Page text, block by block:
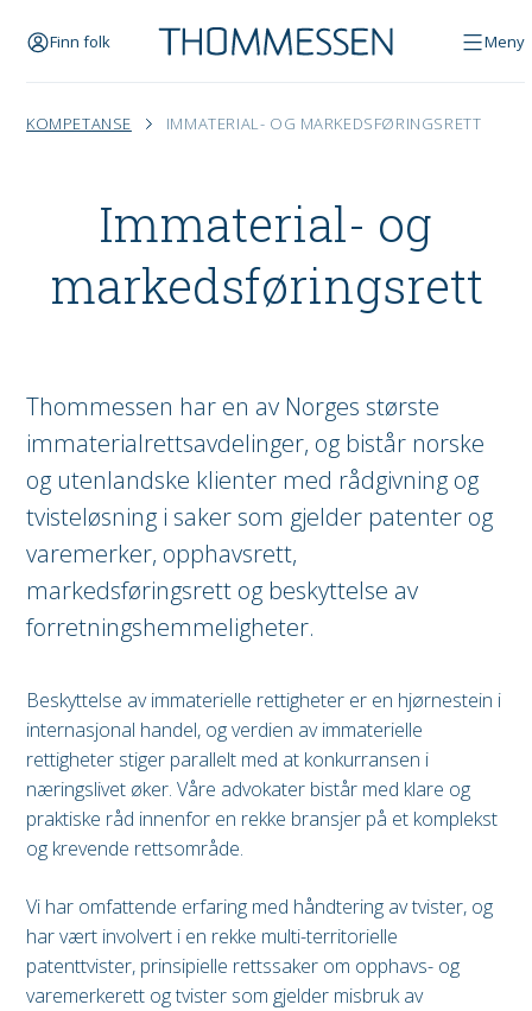
Finn folk Meny
KOMPETANSE IMMATERIAL- OG MARKEDSFØRINGSRETT
Immaterial- og
markeds­føringsrett
Thommessen har en av Norges største
immaterialrettsavdelinger, og bistår norske
og utenlandske klienter med rådgivning og
tvisteløsning i saker som gjelder patenter og
varemerker, opphavsrett,
markedsføringsrett og beskyttelse av
forretningshemmeligheter.
Beskyttelse av immaterielle rettigheter er en hjørnestein i
internasjonal handel, og verdien av immaterielle
rettigheter stiger parallelt med at konkurransen i
næringslivet øker. Våre advokater bistår med klare og
praktiske råd innenfor en rekke bransjer på et komplekst
og krevende rettsområde.
Vi har omfattende erfaring med håndtering av tvister, og
har vært involvert i en rekke multi-territorielle
patenttvister, prinsipielle rettssaker om opphavs- og
varemerkerett og tvister som gjelder misbruk av